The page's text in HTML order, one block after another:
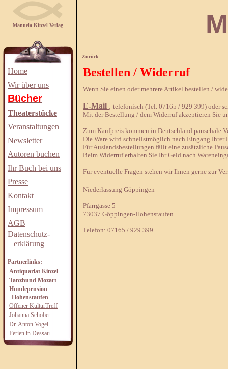
Manuela Kinzel Verlag
Home
Wir über uns
Bücher
Theaterstücke
Veranstaltungen
Newsletter
Autoren buchen
Ihr Buch bei uns
Presse
Kontakt
Impressum
AGB
Datenschutz-
erklärung
Partnerlinks:
Antiquariat Kinzel
Tanzhund Mozart
Hundepension
Hohenstaufen
Offener KulturTreff
Johanna Schober
Dr. Anton Vogel
Ferien in Dessau
Zurück
Bestellen / Widerruf
Wenn Sie einen oder mehrere Artikel bestellen /
E-Mail , telefonisch (Tel. 07165 / 929 399) oder
Mit der Bestellung / dem Widerruf akzeptieren Sie
Zum Kaufpreis kommen in Deutschland pauschale
Die Ware wird schnellstmöglich nach Eingang Ihrer
Für Auslandsbestellungen fällt eine zusätzliche
Beim Widerruf erhalten Sie Ihr Geld nach
Für eventuelle Fragen stehen wir Ihnen gerne zur
Niederlassung Göppingen
Pfarrgasse 5
73037 Göppingen-Hohenstaufen
Telefon: 07165 / 929 399